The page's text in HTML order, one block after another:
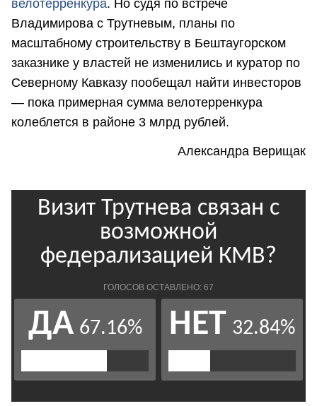
велотерренкура. Но судя по встрече
Владимирова с Трутневым, планы по
масштабному строительству в Бештаугорском
заказнике у властей не изменились и куратор по
Северному Кавказу пообещал найти инвесторов
— пока примерная сумма велотерренкура
колеблется в районе 3 млрд рублей.
Александра Верищак